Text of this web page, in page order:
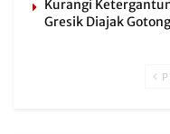
Kurangi
Gresik Diajak